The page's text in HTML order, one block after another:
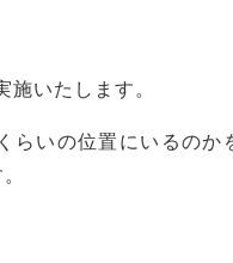
いたします。
らいの位置にいるの